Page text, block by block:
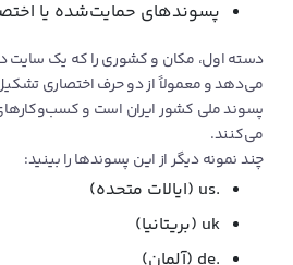
پسوندهای حمایت‌شده یا
دسته اول، مکان و کشوری را که یک سایت
پسوند ملی کشور ایران است و کسب‌وکارهای
می‌کنند.
چند نمونه دیگر از این پسوندها را بینید:
.us (ایالات متحده)
uk (بریتانیا)